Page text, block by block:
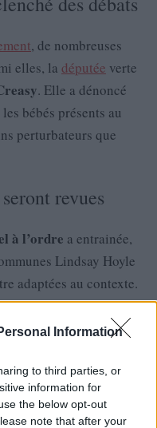
Information
to third parties, or
information for
the below opt-out
note that after your
, de nombreuses
elles, la députée verte
. Elle a dénoncé
bébés présents au
perturbateurs que
revues
à l’ordre a entrainée,
Lindsay Hoyle
adaptées au contexte.
modification avec le
une commission
par la saisie faite
des évémenents